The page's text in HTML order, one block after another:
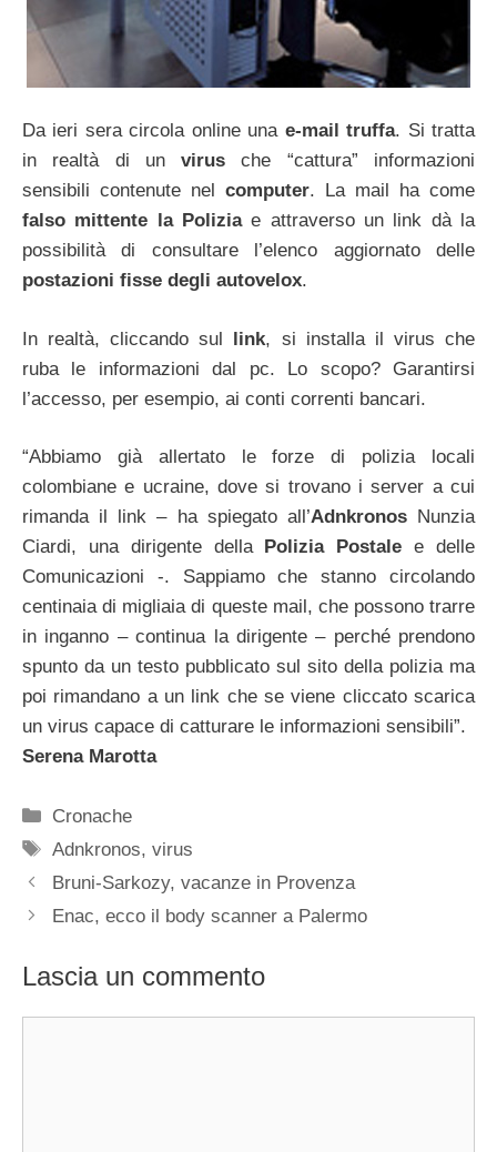
Da ieri sera circola online una e-mail truffa. Si tratta
in realtà di unvirus che “cattura” informazioni
sensibili contenute nel computer. La mail ha come
falso mittente la Poliziae attraverso un link dà la
possibilità di consultare l’elenco aggiornato delle
postazioni fisse degli autovelox.
In realtà, cliccando sul link, si installa il virus che
ruba le informazioni dal pc. Lo scopo? Garantirsi
l’accesso, per esempio, ai conti correnti bancari.
“Abbiamo già allertato le forze di polizia locali
colombiane e ucraine, dove si trovano i server a cui
rimanda il link – ha spiegato all’AdnkronosNunzia
Ciardi, una dirigente della
Polizia Postalee delle
Comunicazioni -. Sappiamo che stanno circolando
centinaia di migliaia di queste mail, che possono trarre
in inganno – continua la dirigente – perché prendono
spunto da un testo pubblicato sul sito della polizia ma
poi rimandano a un link che se viene cliccato scarica
un virus capace di catturare le informazioni sensibili”.
Serena Marotta
Categorie
Cronache
Tag
Adnkronos,virus
Bruni-Sarkozy, vacanze in Provenza
Enac, ecco il body scanner a Palermo
Lascia un commento